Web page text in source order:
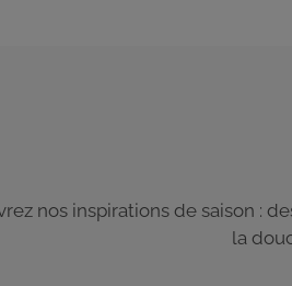
nos inspirations de saison :
la